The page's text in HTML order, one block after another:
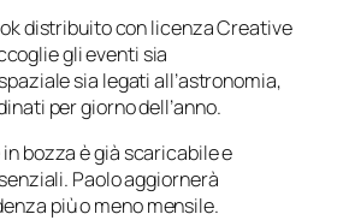
distribuito con licenza Creative
gli eventi sia
sia legati all’astronomia,
per giorno dell’anno.
bozza è già scaricabile e
Paolo aggiornerà
più o meno mensile.